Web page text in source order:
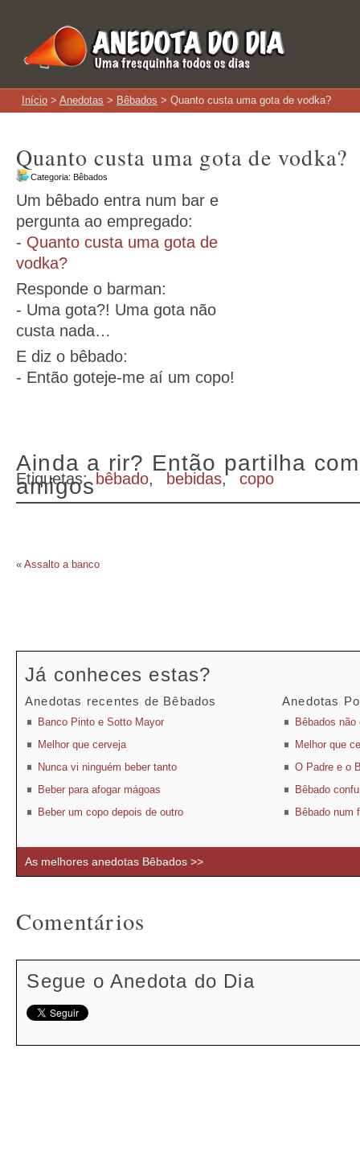
Início > Anedotas > Bêbados > Quanto custa uma gota de vodka?
Quanto custa uma gota de vodka?
Categoria: Bêbados
Um bêbado entra num bar e
pergunta ao empregado:
- Quanto custa uma gota de
vodka?
Responde o barman:
- Uma gota?! Uma gota não
custa nada…
E diz o bêbado:
- Então goteje-me aí um copo!
Ainda a rir? Então partilha
amigos
Etiquetas: bêbado, bebidas, copo
« Assalto a banco
Já conheces estas?
Anedotas recentes de Bêbados
Banco Pinto e Sotto Mayor
Melhor que cerveja
Nunca vi ninguém beber tanto
Beber para afogar mágoas
Beber um copo depois de outro
Anedotas
Bêbados
Melhor que
O Padre e o
Bêbado
Bêbado num
As melhores anedotas Bêbados >>
Comentários
Segue o Anedota do Dia